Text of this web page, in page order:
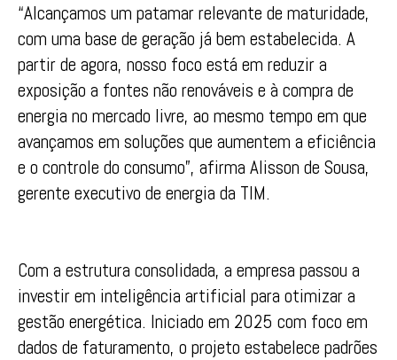
“Alcançamos um patamar relevante de maturidade,
com uma base de geração já bem estabelecida. A
partir de agora, nosso foco está em reduzir a
exposição a fontes não renováveis e à compra de
energia no mercado livre, ao mesmo tempo em que
avançamos em soluções que aumentem a eficiência
e o controle do consumo”, afirma Alisson de Sousa,
gerente executivo de energia da TIM.
Com a estrutura consolidada, a empresa passou a
investir em inteligência artificial para otimizar a
gestão energética. Iniciado em 2025 com foco em
dados de faturamento, o projeto estabelece padrões